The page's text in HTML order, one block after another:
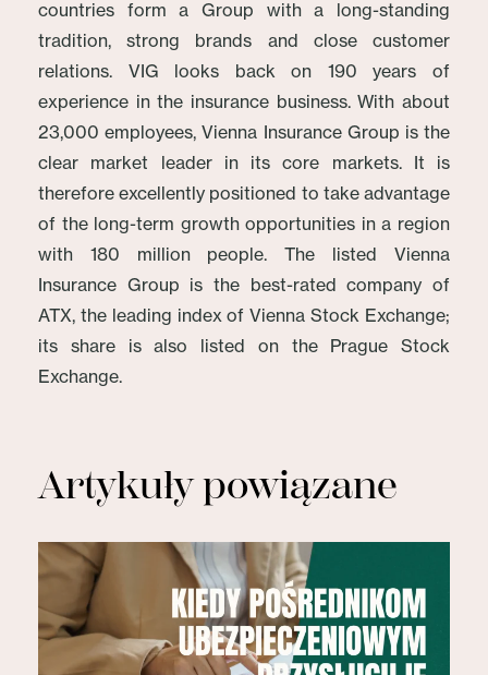
countries form a Group with a long-standing
tradition, strong brands and close customer
relations. VIG looks back on 190 years of
experience in the insurance business. With about
23,000 employees, Vienna Insurance Group is the
clear market leader in its core markets. It is
therefore excellently positioned to take advantage
of the long-term growth opportunities in a region
with 180 million people. The listed Vienna
Insurance Group is the best-rated company of
ATX, the leading index of Vienna Stock Exchange;
its share is also listed on the Prague Stock
Exchange.
Artykuły powiązane